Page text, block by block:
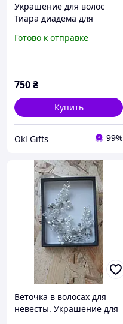
Украшение для волос
Тиара диадема для
из хрустальных бусин в
Готово к отправке
750₴
Купить
Okl Gifts 99%
Веточка в волосах для
невесты. Украшение для